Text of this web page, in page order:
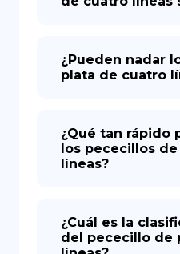
¿Pueden nadar
plata de cuatro
¿Qué tan rápido
los pececillos
líneas?
¿Cuál es la
del pececillo de